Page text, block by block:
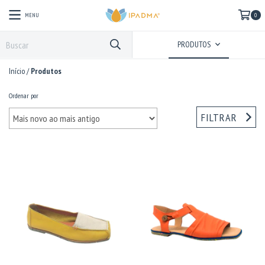
MENU 0
PRODUTOS
Início/ Produtos
Ordenar por
FILTRAR